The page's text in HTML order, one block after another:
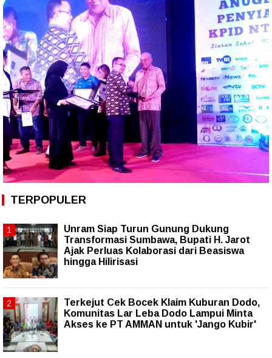
TERPOPULER
Unram Siap Turun Gunung Dukung
Transformasi Sumbawa, Bupati H. Jarot
Ajak Perluas Kolaborasi dari Beasiswa
hingga Hilirisasi
Terkejut Cek Bocek Klaim Kuburan Dodo,
Komunitas Lar Leba Dodo Lampui Minta
Akses ke PT AMMAN untuk 'Jango Kubir'